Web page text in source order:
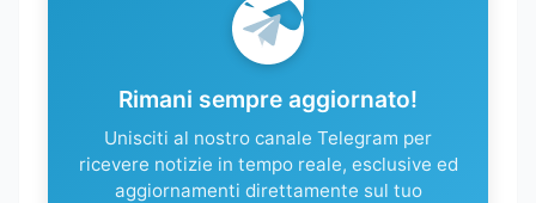
Rimani sempre aggiornato!
Unisciti al nostro canale Telegram per
ricevere notizie in tempo reale, esclusive ed
aggiornamenti direttamente sul tuo